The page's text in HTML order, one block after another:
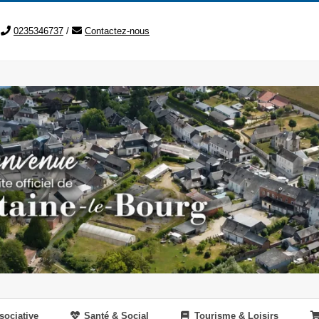
0235346737 / Contactez-nous
Santé & Social Tourisme & Loisirs